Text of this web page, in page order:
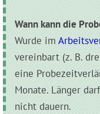
Wann kann die
Wurde im
vereinbart (z. B.
eine
Monate. Länger
nicht dauern.